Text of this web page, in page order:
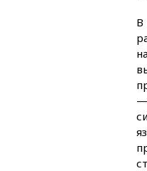
В
—